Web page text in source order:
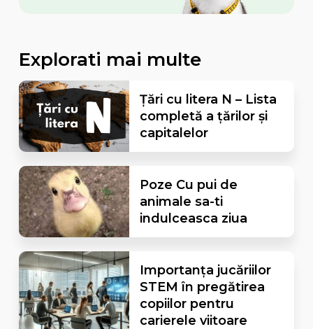
Explorati mai multe
Țări cu litera N – Lista
completă a țărilor și
capitalelor
Poze Cu pui de
animale sa-ti
indulceasca ziua
Importanța jucăriilor
STEM în pregătirea
copiilor pentru
carierele viitoare